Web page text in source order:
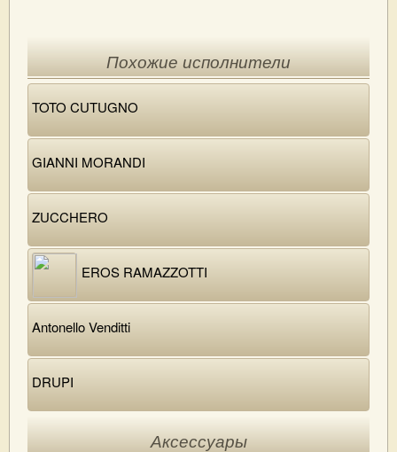
Похожие исполнители
TOTO CUTUGNO
GIANNI MORANDI
ZUCCHERO
EROS RAMAZZOTTI
Antonello Venditti
DRUPI
Аксессуары